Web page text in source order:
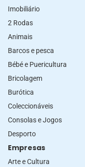
Imobiliário
2 Rodas
Animais
Barcos e pesca
Bébé e Puericultura
Bricolagem
Burótica
Coleccionáveis
Consolas e Jogos
Desporto
Empresas
Arte e Cultura